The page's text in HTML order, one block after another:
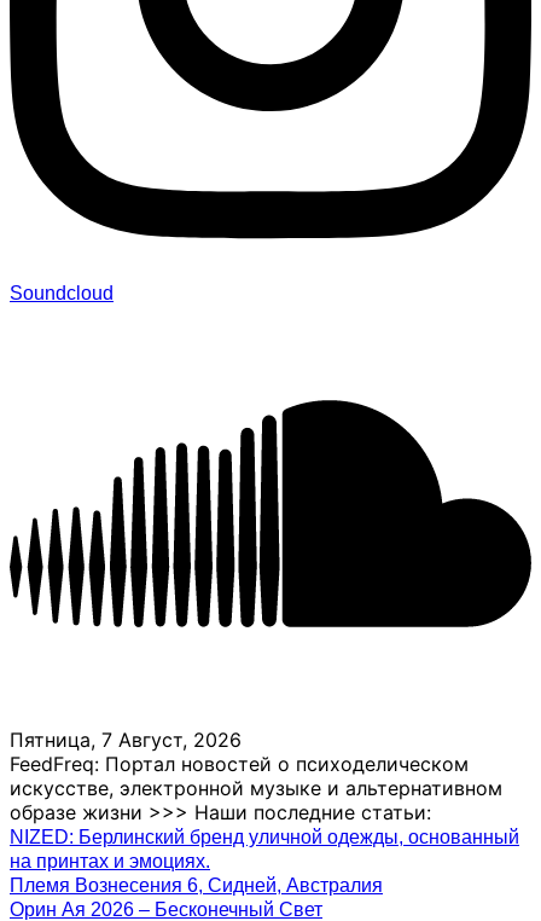
Soundcloud
Пятница, 7 Август, 2026
FeedFreq: Портал новостей о психоделическом
искусстве, электронной музыке и альтернативном
образе жизни >>> Наши последние статьи:
NIZED: Берлинский бренд уличной одежды, основанный
на принтах и ​​эмоциях.
Племя Вознесения 6, Сидней, Австралия
Орин Ая 2026 – Бесконечный Свет